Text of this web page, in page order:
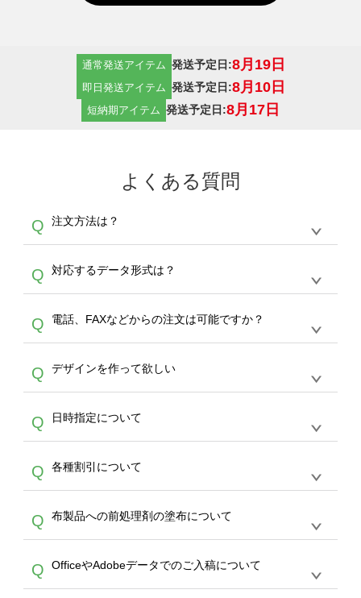
通常発送アイテム 発送予定日:8月19日
即日発送アイテム 発送予定日:8月10日
短納期アイテム 発送予定日:8月17日
よくある質問
Q 注文方法は？
A
生産にて承っております。デザインツールから
デザインの作成から決済まで完了できます。
30枚以上やシルク印刷など、大口注文の場合
は、サポートが担当するエコバッグコンシェル
やタンブラーコンシェルをご利用ください。製
作する数量が多ければ多いほど、オンデマンド
サービスよりも低価格で製作することが可能で
す。
Q 対応するデータ形式は？
A
ドできるデータ形式は、JPG / PNG / AI / PSD /
PDF 形式になります。データの最大サイズ
写真などもアップロード可能です。使用できな
い画像はエラーになります。（※ Illustratorか
らの直接入稿には対応していません。AIで保存
し、デザインツールからアップロードして下さ
い）
Q 電話、FAXなどからの注文は可能ですか？
A
文のみ受け付けております。30個以上のご製
作をお考えの方は、サポートが担当するエコバ
スをご利用頂ければ、電話やFAX、メールなど
でご注文が可能です。
Q デザインを作って欲しい
A
を作って欲しい。などの場合は、製作数量が
30個以上であれば、サポート担当が、デザイ
バッグコンシェル
サー
ビスをご利用ください。(※ 30個以下の場合
は、デザインツールをご利用ください)
Q 日時指定について
A
ん。発送後18時以降に配送業者・伝票番号を
メールでお知らせいたしますので、直接配送業
者にご連絡いただき調整をお願い致します。
Q 各種割引について
A
カート内で自動的に割引(最大50%)が適用され
ます。 【付与ポイント】購入金額の1％が1ポ
イントとして付与され、次回ご注文時に1ポイ
ント＝1円としてお使いいただけます。ポイン
トは発送完了の翌日に付与され、次回ご注文時
Q 布製品への前処理剤の塗布について
A
意点（前処理剤）】カラー生地（Tシャツのホ
ワイト、トートバッグのナチュラル、ホワイト
Q OfficeやAdobeデータでのご入稿について